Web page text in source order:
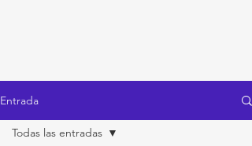
Entrada
Todas las entradas